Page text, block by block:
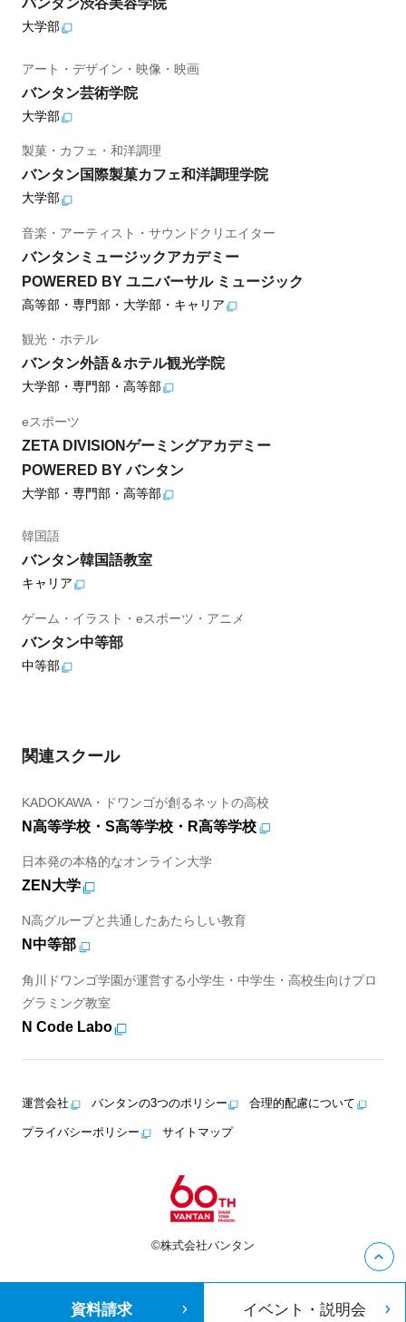
大学部
アート・デザイン・映像・映画
バンタン芸術学院
大学部
製菓・カフェ・和洋調理
バンタン国際製菓カフェ和洋調理学院
大学部
音楽・アーティスト・サウンドクリエイター
バンタンミュージックアカデミー
POWERED BY ユニバーサル ミュージック
高等部・専門部・大学部・キャリア
観光・ホテル
バンタン外語＆ホテル観光学院
大学部・専門部・高等部
eスポーツ
ZETA DIVISIONゲーミングアカデミー
POWERED BY バンタン
大学部・専門部・高等部
韓国語
バンタン韓国語教室
キャリア
ゲーム・イラスト・eスポーツ・アニメ
バンタン中等部
中等部
関連スクール
KADOKAWA・ドワンゴが創るネットの高校
N高等学校・S高等学校・R高等学校
日本発の本格的なオンライン大学
ZEN大学
N高グループと共通したあたらしい教育
N中等部
角川ドワンゴ学園が運営する小学生・中学生・高校生向けプロ
グラミング教室
N Code Labo
運営会社 バンタンの3つのポリシー 合理的配慮について
プライバシーポリシー サイトマップ
©株式会社バンタン
資料請求 イベント・説明会